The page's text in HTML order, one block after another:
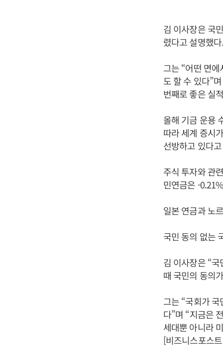
김 이사장은 국
렸다고 설명했다.
그는 “어떤 면
도 할 수 있다”
번째로 좋은 실
올해 기금 운용
따라 세계 증시
선방하고 있다
주식 투자와 관
민연금은 -
일본 연금과 노
국민 동의 없는
김 이사장은 “
때 국민의 동의
그는 “국회가
다”며 “지금은
세대뿐 아니라
[비즈니스포스